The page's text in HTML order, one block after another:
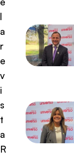
l
a
r
e
v
i
s
t
a
R